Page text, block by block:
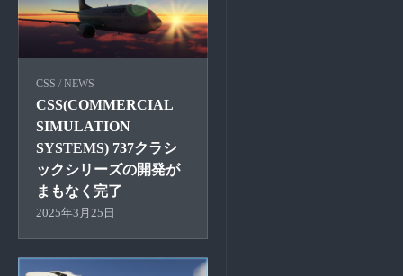
CSS / NEWS
CSS(COMMERCIAL
SIMULATION
SYSTEMS) 737クラシ
ックシリーズの開発が
まもなく完了
2025年3月25日